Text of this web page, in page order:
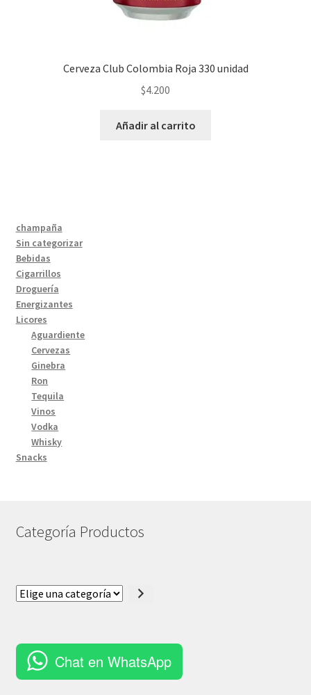
Cerveza Club Colombia Roja 330 unidad
$4.200
Añadir al carrito
champaña
Sin categorizar
Bebidas
Cigarrillos
Droguería
Energizantes
Licores
Aguardiente
Cervezas
Ginebra
Ron
Tequila
Vinos
Vodka
Whisky
Snacks
Categoría Productos
Elige
Chat en WhatsApp